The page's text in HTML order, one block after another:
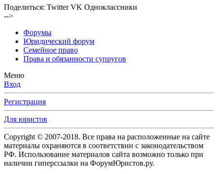
Поделиться: Twitter VK Одноклассники
-->
Форумы
Юридический форум
Семейное право
Права и обязанности супругов
Меню
Вход
Регистрация
Для юристов
Copyright © 2007-2018. Все права на расположенные на сайте
материалы охраняются в соответствии с законодательством
РФ. Использование материалов сайта возможно только при
наличии гиперссылки на ФорумЮристов.ру.